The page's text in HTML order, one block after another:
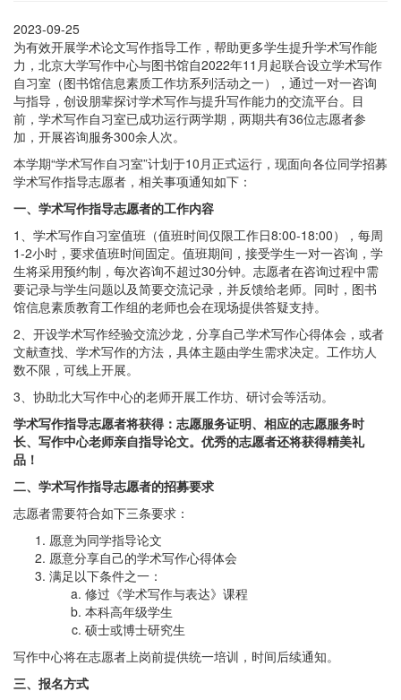
2023-09-25
为有效开展学术论文写作指导工作，帮助更多学生提升学术写作能
力，北京大学写作中心与图书馆自2022年11月起联合设立学术写作
自习室（图书馆信息素质工作坊系列活动之一），通过一对一咨询
与指导，创设朋辈探讨学术写作与提升写作能力的交流平台。目
前，学术写作自习室已成功运行两学期，两期共有36位志愿者参
加，开展咨询服务300余人次。
本学期“学术写作自习室”计划于10月正式运行，现面向各位同学招募
学术写作指导志愿者，相关事项通知如下：
一、 学术写作指导志愿者的工作内容
1、学术写作自习室值班（值班时间仅限工作日8:00-18:00），每周
1-2小时，要求值班时间固定。值班期间，接受学生一对一咨询，学
生将采用预约制，每次咨询不超过30分钟。志愿者在咨询过程中需
要记录与学生问题以及简要交流记录，并反馈给老师。同时，图书
馆信息素质教育工作组的老师也会在现场提供答疑支持。
2、开设学术写作经验交流沙龙，分享自己学术写作心得体会，或者
文献查找、学术写作的方法，具体主题由学生需求决定。工作坊人
数不限，可线上开展。
3、协助北大写作中心的老师开展工作坊、研讨会等活动。
学术写作指导志愿者将获得：志愿服务证明、相应的志愿服务时
长、写作中心老师亲自指导论文。优秀的志愿者还将获得精美礼
品！
二、学术写作指导志愿者的招募要求
志愿者需要符合如下三条要求：
愿意为同学指导论文
愿意分享自己的学术写作心得体会
满足以下条件之一：
修过《学术写作与表达》课程
本科高年级学生
硕士或博士研究生
写作中心将在志愿者上岗前提供统一培训，时间后续通知。
三、报名方式